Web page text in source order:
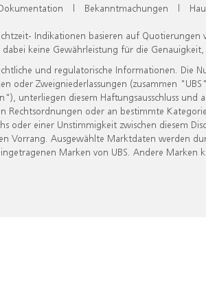
| Bekanntmachungen |
Indikationen basieren auf
keine Gewährleistung für die
und regulatorische Informationen. Die
oder Zweigniederlassungen (zusammen
unterliegen diesem Haftungsausschluss
Rechtsordnungen oder an bestimmte
oder einer Unstimmigkeit zwischen diesem
Vorrang. Ausgewählte Marktdaten werden
Marken von UBS. Andere Marken